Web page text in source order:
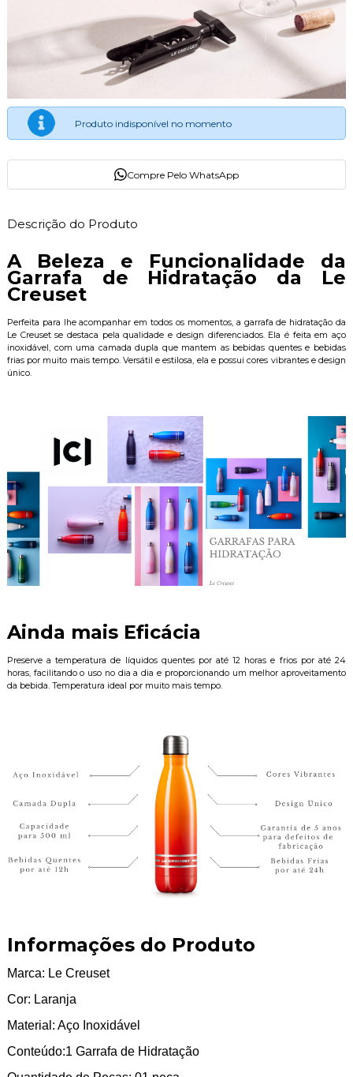
Produto indisponível no momento
Compre Pelo WhatsApp
Descrição do Produto
A Beleza e Funcionalidade da
Garrafa de Hidratação da Le
Creuset
Perfeita para lhe acompanhar em todos os momentos, a garrafa de hidratação da
Le Creuset se destaca pela qualidade e design diferenciados. Ela é feita em aço
inoxidável, com uma camada dupla que mantem as bebidas quentes e bebidas
frias por muito mais tempo. Versátil e estilosa, ela e possui cores vibrantes e design
único.
Ainda mais Eficácia
Preserve a temperatura de líquidos quentes por até 12 horas e frios por até 24
horas, facilitando o uso no dia a dia e proporcionando um melhor aproveitamento
da bebida. Temperatura ideal por muito mais tempo.
Informações do Produto
Marca: Le Creuset
Cor: Laranja
Material: Aço Inoxidável
Conteúdo:1 Garrafa de Hidratação